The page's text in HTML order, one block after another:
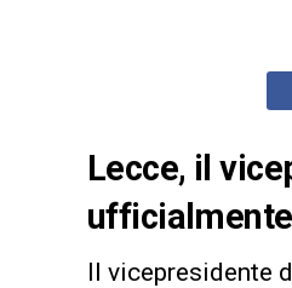
Lecce, il
Il vicepresidente